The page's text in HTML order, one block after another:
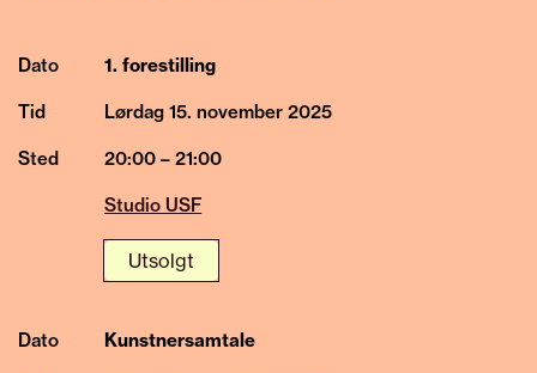
Dato
Tid
Sted
1. forestilling
Lørdag 15. november 2025
20:00 – 21:00
Studio USF
Utsolgt
Dato Kunstnersamtale